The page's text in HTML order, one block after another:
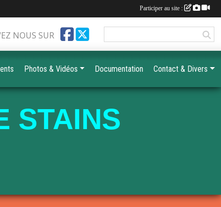
STAINS
NOUS SUR
Photos & Vidéos Documentation Contact & Divers
Participer au site :